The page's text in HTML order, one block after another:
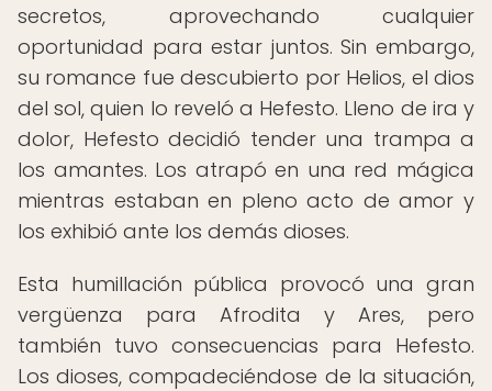
secretos, aprovechando cualquier
oportunidad para estar juntos. Sin embargo,
su romance fue descubierto por Helios, el dios
del sol, quien lo reveló a Hefesto. Lleno de ira y
dolor, Hefesto decidió tender una trampa a
los amantes. Los atrapó en una red mágica
mientras estaban en pleno acto de amor y
los exhibió ante los demás dioses.
Esta humillación pública provocó una gran
vergüenza para Afrodita y Ares, pero
también tuvo consecuencias para Hefesto.
Los dioses, compadeciéndose de la situación,